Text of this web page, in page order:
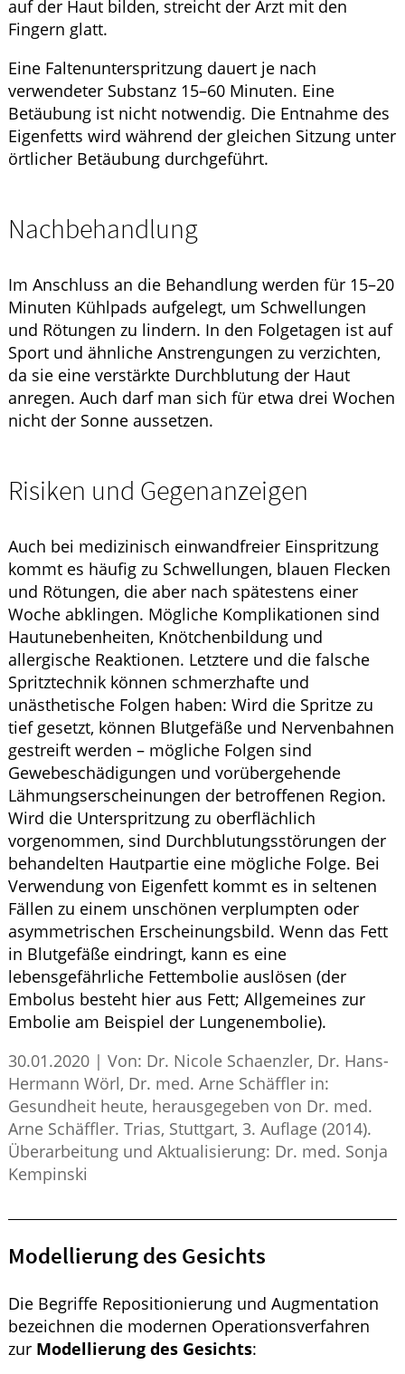
auf der Haut bilden, streicht der Arzt mit den
Fingern glatt.
Eine Faltenunterspritzung dauert je nach
verwendeter Substanz 15–60 Minuten. Eine
Betäubung ist nicht notwendig. Die Entnahme des
Eigenfetts wird während der gleichen Sitzung unter
örtlicher Betäubung durchgeführt.
Nachbehandlung
Im Anschluss an die Behandlung werden für 15–20
Minuten Kühlpads aufgelegt, um Schwellungen
und Rötungen zu lindern. In den Folgetagen ist auf
Sport und ähnliche Anstrengungen zu verzichten,
da sie eine verstärkte Durchblutung der Haut
anregen. Auch darf man sich für etwa drei Wochen
nicht der Sonne aussetzen.
Risiken und Gegenanzeigen
Auch bei medizinisch einwandfreier Einspritzung
kommt es häufig zu Schwellungen, blauen Flecken
und Rötungen, die aber nach spätestens einer
Woche abklingen. Mögliche Komplikationen sind
Hautunebenheiten, Knötchenbildung und
allergische Reaktionen. Letztere und die falsche
Spritztechnik können schmerzhafte und
unästhetische Folgen haben: Wird die Spritze zu
tief gesetzt, können Blutgefäße und Nervenbahnen
gestreift werden – mögliche Folgen sind
Gewebeschädigungen und vorübergehende
Lähmungserscheinungen der betroffenen Region.
Wird die Unterspritzung zu oberflächlich
vorgenommen, sind Durchblutungsstörungen der
behandelten Hautpartie eine mögliche Folge. Bei
Verwendung von Eigenfett kommt es in seltenen
Fällen zu einem unschönen verplumpten oder
asymmetrischen Erscheinungsbild. Wenn das Fett
in Blutgefäße eindringt, kann es eine
lebensgefährliche Fettembolie auslösen (der
Embolus besteht hier aus Fett; Allgemeines zur
Embolie am Beispiel der Lungenembolie).
30.01.2020 | Von: Dr. Nicole Schaenzler, Dr. Hans-
Hermann Wörl, Dr. med. Arne Schäffler in:
Gesundheit heute, herausgegeben von Dr. med.
Arne Schäffler. Trias, Stuttgart, 3. Auflage (2014).
Überarbeitung und Aktualisierung: Dr. med. Sonja
Kempinski
Modellierung des Gesichts
Die Begriffe Repositionierung und Augmentation
bezeichnen die modernen Operationsverfahren
zur Modellierung des Gesichts: